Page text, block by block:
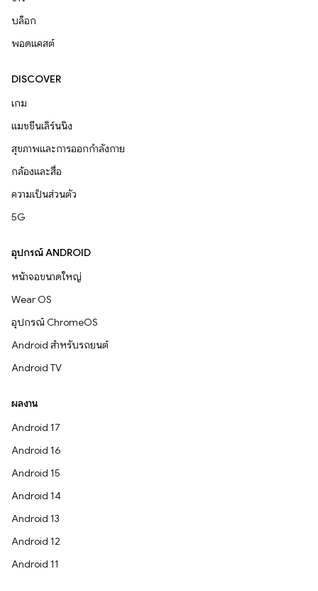
บล็อก
พอดแคสต์
DISCOVER
เกม
แมชชีนเลิร์นนิง
สุขภาพและการออกกำลังกาย
กล้องและสื่อ
ความเป็นส่วนตัว
5G
อุปกรณ์ ANDROID
หน้าจอขนาดใหญ่
Wear OS
อุปกรณ์ ChromeOS
Android สำหรับรถยนต์
Android TV
ผลงาน
Android 17
Android 16
Android 15
Android 14
Android 13
Android 12
Android 11